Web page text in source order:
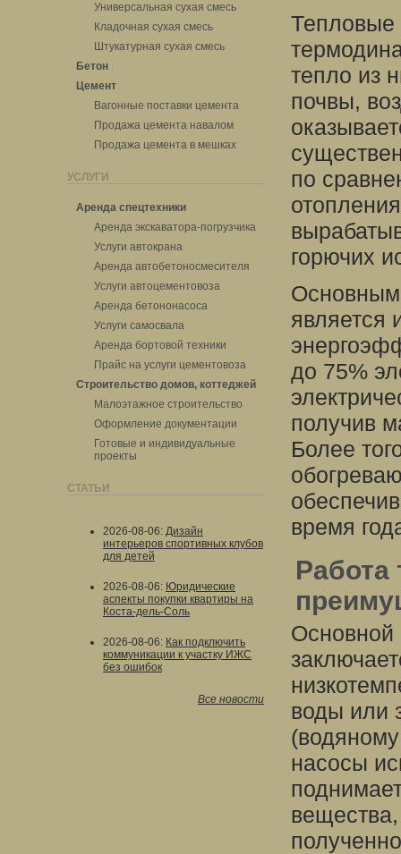
Универсальная сухая смесь
Кладочная сухая смесь
Штукатурная сухая смесь
Бетон
Цемент
Вагонные поставки цемента
Продажа цемента навалом
Продажа цемента в мешках
УСЛУГИ
Аренда спецтехники
Аренда экскаватора-погрузчика
Услуги автокрана
Аренда автобетоносмесителя
Услуги автоцементовоза
Аренда бетононасоса
Услуги самосвала
Аренда бортовой техники
Прайс на услуги цементовоза
Строительство домов, коттеджей
Малоэтажное строительство
Оформление документации
Готовые и индивидуальные
проекты
СТАТЬИ
2026-08-06: Дизайн
интерьеров спортивных клубов
для детей
2026-08-06: Юридические
аспекты покупки квартиры на
Коста-дель-Соль
2026-08-06: Как подключить
коммуникации к участку ИЖС
без ошибок
Все новости
Тепловые
тепло из
почвы,
по
горючих
является
до 75%
получив
Более
время
Основной
воды или
насосы